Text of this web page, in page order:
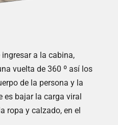
a la cabina,
vuelta de 360 º así los
de la persona y la
es bajar la carga viral
ropa y calzado, en el